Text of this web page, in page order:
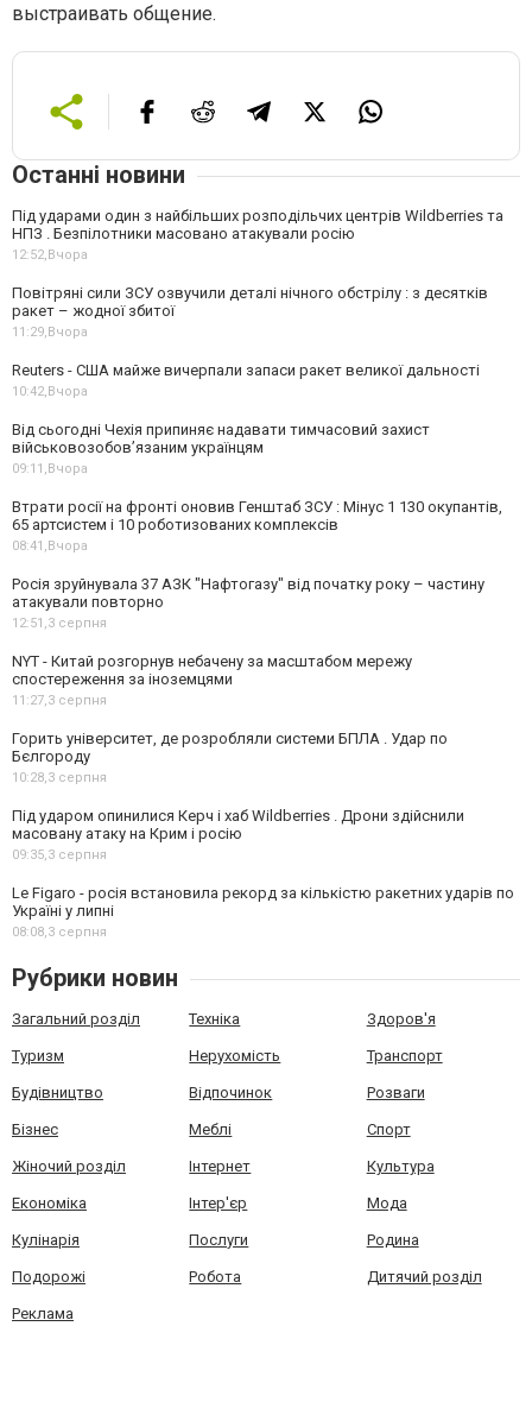
выстраивать общение.
Останні новини
Під ударами один з найбільших розподільчих центрів Wildberries та
НПЗ . Безпілотники масовано атакували росію
12:52,Вчора
Повітряні сили ЗСУ озвучили деталі нічного обстрілу : з десятків
ракет – жодної збитої
11:29,Вчора
Reuters - США майже вичерпали запаси ракет великої дальності
10:42,Вчора
Від сьогодні Чехія припиняє надавати тимчасовий захист
військовозобов’язаним українцям
09:11,Вчора
Втрати росії на фронті оновив Генштаб ЗСУ : Мінус 1 130 окупантів,
65 артсистем і 10 роботизованих комплексів
08:41,Вчора
Росія зруйнувала 37 АЗК "Нафтогазу" від початку року – частину
атакували повторно
12:51,3 серпня
NYT - Китай розгорнув небачену за масштабом мережу
спостереження за іноземцями
11:27,3 серпня
Горить університет, де розробляли системи БПЛА . Удар по
Бєлгороду
10:28,3 серпня
Під ударом опинилися Керч і хаб Wildberries . Дрони здійснили
масовану атаку на Крим і росію
09:35,3 серпня
Le Figaro - росія встановила рекорд за кількістю ракетних ударів по
Україні у липні
08:08,3 серпня
Рубрики новин
Загальний розділ Техніка Здоров'я
Туризм Нерухомість Транспорт
Будівництво Відпочинок Розваги
Бізнес Меблі Спорт
Жіночий розділ Інтернет Культура
Економіка Інтер'єр Мода
Кулінарія Послуги Родина
Подорожі Робота Дитячий розділ
Реклама